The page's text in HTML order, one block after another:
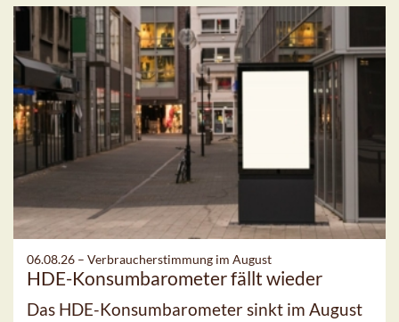
06.08.26 – Verbraucherstimmung im August
HDE-Konsumbarometer fällt wieder
Das HDE-Konsumbarometer sinkt im August